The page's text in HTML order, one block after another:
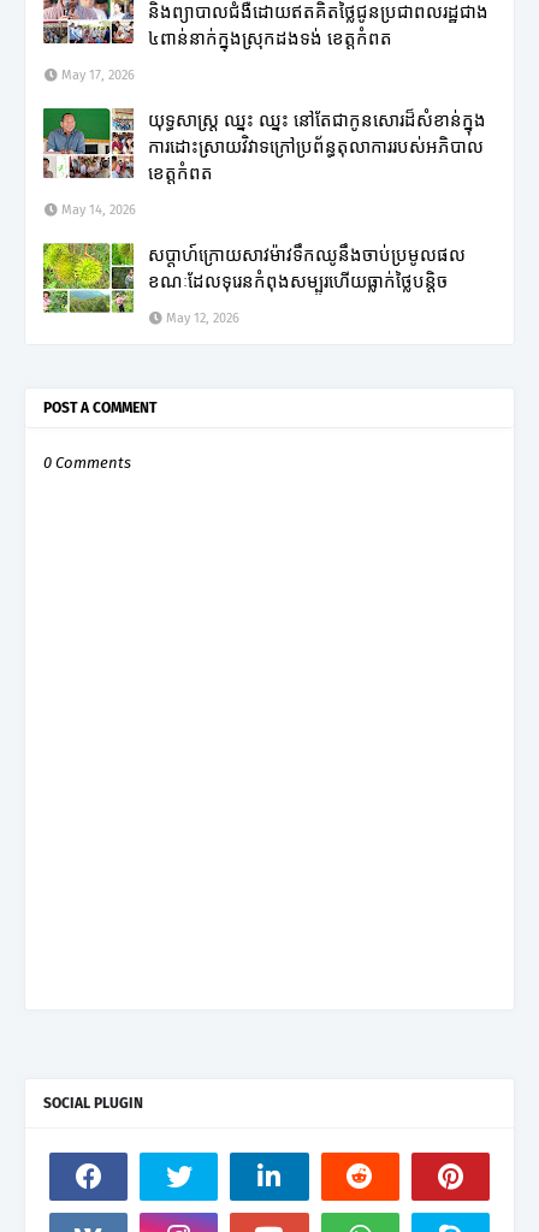
និងព្យាបាលជំងឺដោយឥតគិតថ្លៃជូនប្រជាពលរដ្ឋជាង
៤ពាន់នាក់ក្នុងស្រុកដងទង់ ខេត្តកំពត
May 17, 2026
យុទ្ធសាស្ត្រ ឈ្នះ ឈ្នះ នៅតែជាកូនសោរដ៏សំខាន់ក្នុង
ការដោះស្រាយវិវាទក្រៅប្រព័ន្ធតុលាការរបស់អភិបាល
ខេត្តកំពត
May 14, 2026
សប្តាហ៍ក្រោយសាវម៉ាវទឹកឈូនឹងចាប់ប្រមូលផល
ខណៈដែលទុរេនកំពុងសម្បូរហើយធ្លាក់ថ្លៃបន្តិច
May 12, 2026
POST A COMMENT
0 Comments
SOCIAL PLUGIN